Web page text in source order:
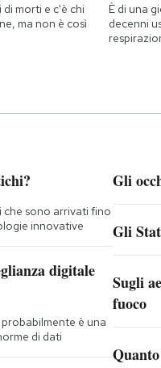
morti e c'è chi
ma non è così
È di una
decenni
che sono arrivati fino
innovative
digitale
è una
di dati
Gli
Gli
Sugli
fuoco